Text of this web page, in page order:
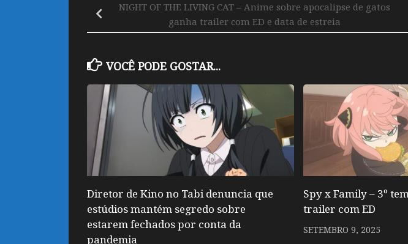
NIGHT OF THE LIVING CAT – Anime sobre apocalipse de gatos
ganha trailer com ED e data de estreia
VOCÊ PODE GOSTAR...
Diretor de Kino no Tabi denuncia que
estúdios mantém segredo sobre
estarem fechados por conta da
pandemia
Spy x Family – 3º
trailer com ED
SETEMBRO 9, 2025